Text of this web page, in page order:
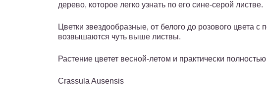
дерево, которое легко узнать по его сине-серой листве.
Цветки звездообразные, от белого до розового цвета с
возвышаются чуть выше листвы.
Растение цветет весной-летом и практически
Crassula Ausensis